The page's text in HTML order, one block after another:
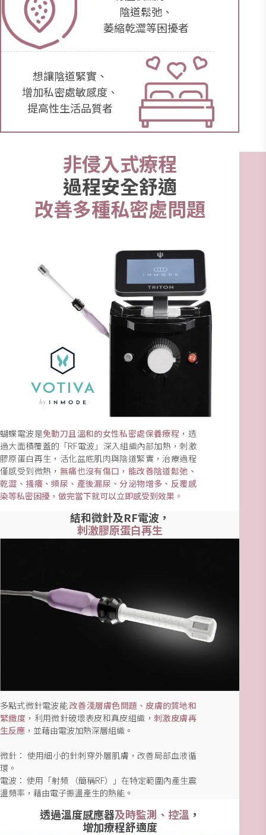
陰道鬆弛、
萎縮乾澀等困擾者
想讓陰道緊實、
增加私密處敏感度、
提高性生活品質者
非侵入式療程
過程安全舒適
改善多種私密處問題
蝴蝶電波是免動刀且溫和的女性私密處保養療程 ，透
過大面積覆蓋的「RF電波」深入組織內部加熱，刺激
膠原蛋白再生，活化盆底肌肉與陰道緊實，治療過程
僅感受到微熱， 無痛也沒有傷口，能改善陰道鬆弛、
乾澀、搔癢、頻尿、產後漏尿、分泌物增多、反覆感
染等私密困擾，​做完當下就可以立即感受到效果。
結和微針及RF電波，
刺激膠原蛋白再生
多點式微針電波能改善淺層膚色問題、皮膚的質地和
緊緻度 ，利用微針破壞表皮和真皮組織，刺激皮膚再
生反應 ，並藉由電波加熱深層組織。
微針： 使用細小的針刺穿外層肌膚，改善局部血液循
環。
電波： 使用「射頻 （簡稱RF）」在特定範圍內產生震
盪頻率，藉由電子振盪產生的熱能。
透過溫度感應器及時監測、控溫 ，
增加療程舒適度